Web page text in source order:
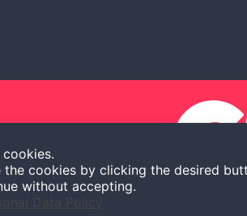
cookies by clicking the desired
without accepting.